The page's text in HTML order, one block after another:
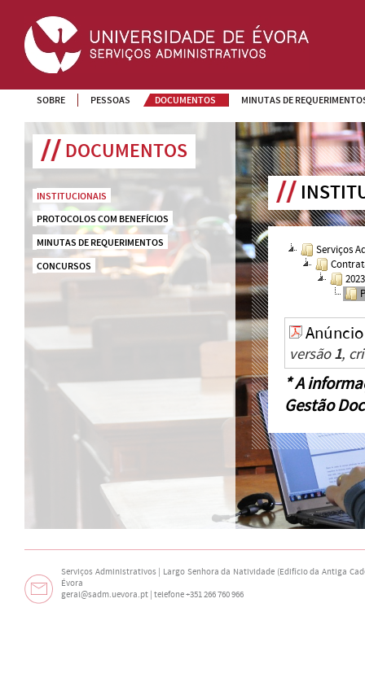
SOBRE PESSOAS DOCUMENTOS MINUTAS DE
DOCUMENTOS
INSTITUCIONAIS
PROTOCOLOS COM BENEFÍCIOS
MINUTAS DE REQUERIMENTOS
CONCURSOS
Serviços
2023
versão1,
* A
Gestão
Serviços Administrativos | Largo Senhora da Natividade (Edifício da Antiga
Évora
geral@sadm.uevora.pt | telefone +351 266 760 966